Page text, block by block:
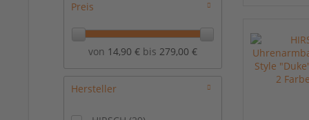
Preis
von 14,90 € bis 279,00 €
Hersteller